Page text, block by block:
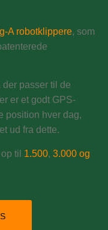
A robotklippere, som
der passer til de
er et godt GPS-
position hver dag,
ud fra dette.
til 1.500, 3.000 og